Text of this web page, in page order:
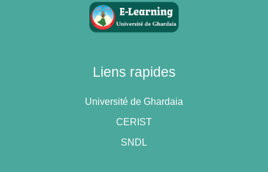
القضائي في السدستور الجزائري وقانون
الاجراءات المدنية والادارية ليصل في نهاية
Liens rapides
Université de Ghardaia
CERIST
SNDL